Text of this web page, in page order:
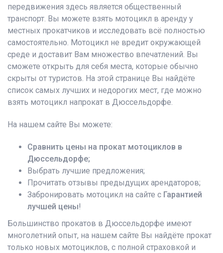
передвижения здесь является общественный
транспорт. Вы можете взять мотоцикл в аренду у
местных прокатчиков и исследовать всё полностью
самостоятельно. Мотоцикл не вредит окружающей
среде и доставит Вам множество впечатлений. Вы
сможете открыть для себя места, которые обычно
скрыты от туристов. На этой странице Вы найдёте
список самых лучших и недорогих мест, где можно
взять мотоцикл напрокат в Дюссельдорфе.
На нашем сайте Вы можете:
Сравнить цены на прокат мотоциклов в
Дюссельдорфе;
Выбрать лучшие предложения;
Прочитать отзывы предыдущих арендаторов;
Забронировать мотоцикл на сайте с Гарантией
лучшей цены!
Большинство прокатов в Дюссельдорфе имеют
многолетний опыт, на нашем сайте Вы найдёте прокат
только новых мотоциклов, с полной страховкой и